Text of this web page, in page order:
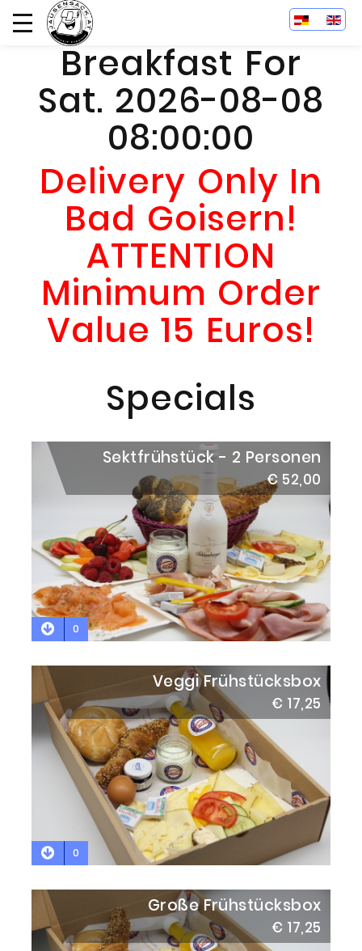
Breakfast For
Sat. 2026-08-08
08:00:00
Delivery Only In
Bad Goisern!
ATTENTION
Minimum Order
Value 15 Euros!
Specials
Sektfrühstück - 2 Personen
€ 52,00
0
Veggi Frühstücksbox
€ 17,25
0
Große Frühstücksbox
€ 17,25